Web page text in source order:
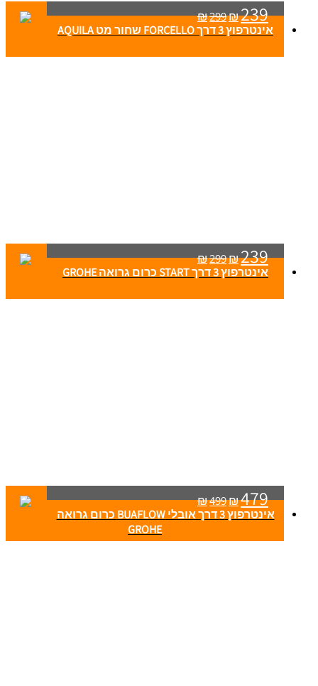
₪299₪239
אינטרפוץ 3 דרך FORCELLO שחור מט AQUILA
₪299₪239
אינטרפוץ 3 דרך START כרום גרואה GROHE
₪499₪479
אינטרפוץ 3 דרך אובלי BUAFLOW כרום גרואה
GROHE